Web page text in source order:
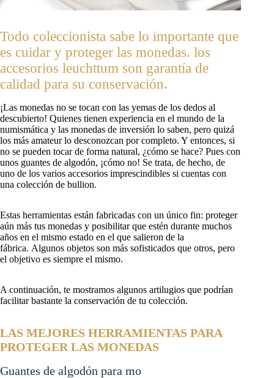
Todo coleccionista sabe lo importante que
es cuidar y proteger las monedas. los
accesorios leuchttum son garantía de
calidad para su conservación.
¡Las monedas no se tocan con las yemas de los dedos al
descubierto! Quienes tienen experiencia en el mundo de la
numismática y las monedas de inversión lo saben, pero quizá
los más amateur lo desconozcan por completo. Y entonces, si
no se pueden tocar de forma natural, ¿cómo se hace? Pues con
unos guantes de algodón, ¡cómo no! Se trata, de hecho, de
uno de los varios accesorios imprescindibles si cuentas con
una colección de bullion.
Estas herramientas están fabricadas con un único fin: proteger
aún más tus monedas y posibilitar que estén durante muchos
años en el mismo estado en el que salieron de la
fábrica. Algunos objetos son más sofisticados que otros, pero
el objetivo es siempre el mismo.
A continuación, te mostramos algunos artilugios que podrían
facilitar bastante la conservación de tu colección.
LAS MEJORES HERRAMIENTAS PARA
PROTEGER LAS MONEDAS
Guantes de algodón para monedas